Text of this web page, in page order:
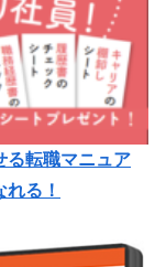
る転職マニュア
る！